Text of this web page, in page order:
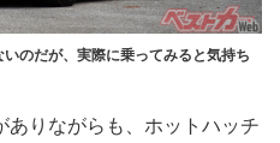
のだが、実際に乗ってみると気持ち
りながらも、ホットハッチ